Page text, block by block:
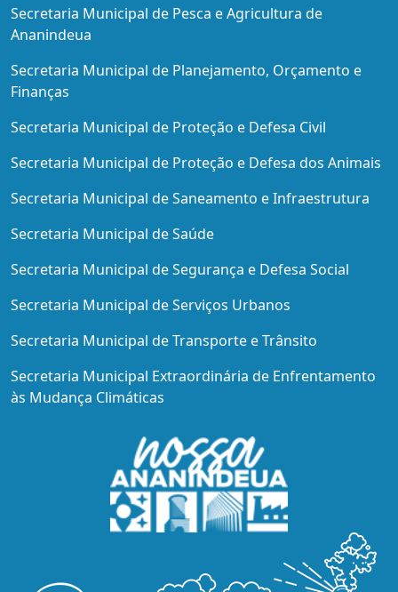
Secretaria Municipal de Pesca e Agricultura de
Ananindeua
Secretaria Municipal de Planejamento, Orçamento e
Finanças
Secretaria Municipal de Proteção e Defesa Civil
Secretaria Municipal de Proteção e Defesa dos Animais
Secretaria Municipal de Saneamento e Infraestrutura
Secretaria Municipal de Saúde
Secretaria Municipal de Segurança e Defesa Social
Secretaria Municipal de Serviços Urbanos
Secretaria Municipal de Transporte e Trânsito
Secretaria Municipal Extraordinária de Enfrentamento
às Mudança Climáticas